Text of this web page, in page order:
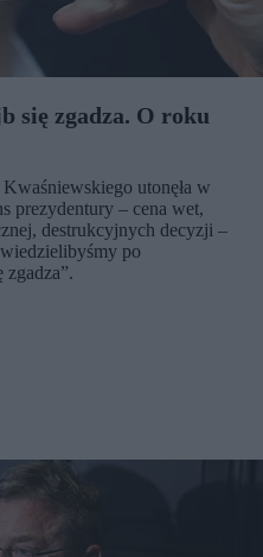
się zgadza. O roku
utonęła w
prezydentury – cena wet,
destrukcyjnych decyzji –
po